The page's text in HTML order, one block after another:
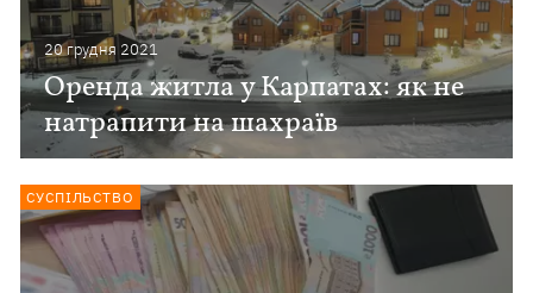
20 грудня 2021
Оренда житла у Карпатах: як не
натрапити на шахраїв
СУСПІЛЬСТВО